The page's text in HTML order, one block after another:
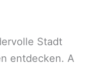
Stadt
entdecken. A